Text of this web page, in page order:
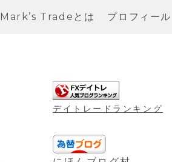
Mark’s Tradeとは プロフィール
デイトレードランキング